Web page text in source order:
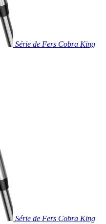
Série de Fers Cobra King
Série de Fers Cobra King